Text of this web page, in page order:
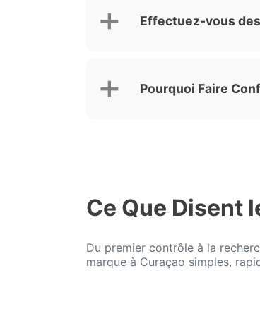
Effectuez-vous
Pourquoi Faire
Ce Que Disent
Du premier contrôle à la
marque à Curaçao simples,